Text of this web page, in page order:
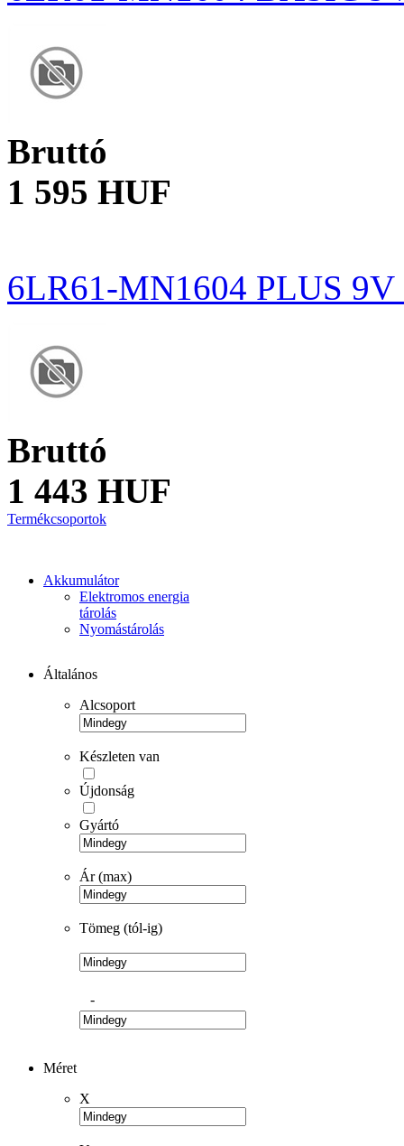
Bruttó
1 595 HUF
6LR61-MN1604 PLUS
Bruttó
1 443 HUF
Termékcsoportok
Akkumulátor
Elektromos energia
tárolás
Nyomástárolás
Általános
Alcsoport
Készleten van
Újdonság
Gyártó
Ár (max)
Tömeg (tól-ig)
-
Méret
X